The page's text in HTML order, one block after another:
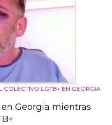
LGTB+ EN GEORGIA
Georgia mientras